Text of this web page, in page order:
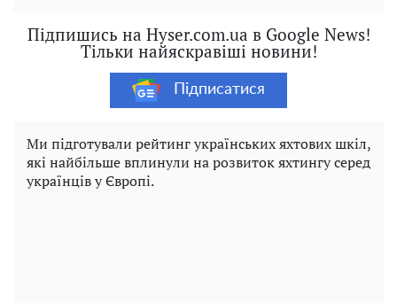
Підпишись на Hyser.com.ua в Google News!
Тільки найяскравіші новини!
Підписатися
Ми підготували рейтинг українських яхтових шкіл,
які найбільше вплинули на розвиток яхтингу серед
українців у Європі.